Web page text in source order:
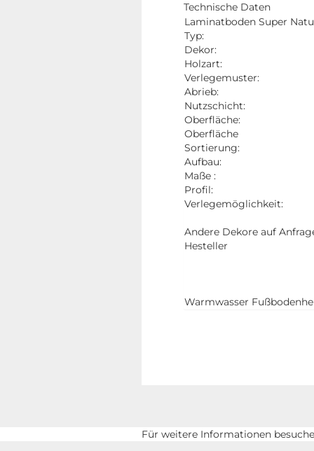
Technische Daten
Laminatboden Super
Typ:
Dekor:
Holzart:
Verlegemuster:
Abrieb:
Nutzschicht:
Oberfläche:
Oberfläche
Sortierung:
Aufbau:
Maße :
Profil:
Verlegemöglichkeit:
Andere Dekore auf
Hesteller
Warmwasser
Für weitere Informationen